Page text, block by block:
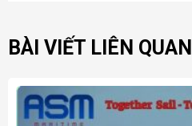
BÀI VIẾT LIÊN QUAN